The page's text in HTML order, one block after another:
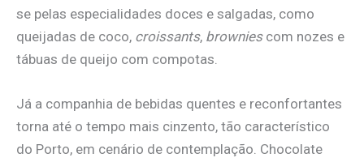
se pelas especialidades doces e salgadas, como
queijadas de coco, croissants, browniescom nozes e
tábuas de queijo com compotas.
Já a companhia de bebidas quentes e reconfortantes
torna até o tempo mais cinzento, tão característico
do Porto, em cenário de contemplação. Chocolate